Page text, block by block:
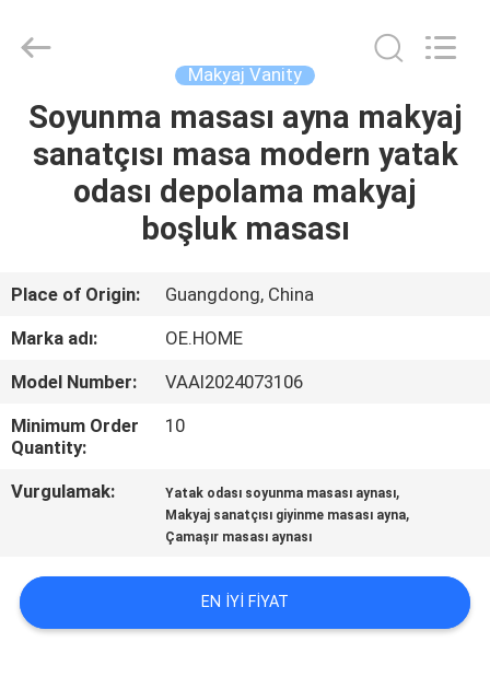
ANA
SAYFA
VİDEOLAR
GÖSTERISI
TURU
Furniture
Reserved.
Makyaj Vanity
Soyunma masası ayna makyaj
sanatçısı masa modern yatak
odası depolama makyaj
boşluk masası
Place of Origin:
Guangdong, China
Marka adı:
OE.HOME
Model Number:
VAAI2024073106
Minimum Order
Quantity:
10
Vurgulamak: Yatak odası soyunma masası aynası,
Makyaj sanatçısı giyinme masası ayna,
Çamaşır masası aynası
EN IYI FIYAT